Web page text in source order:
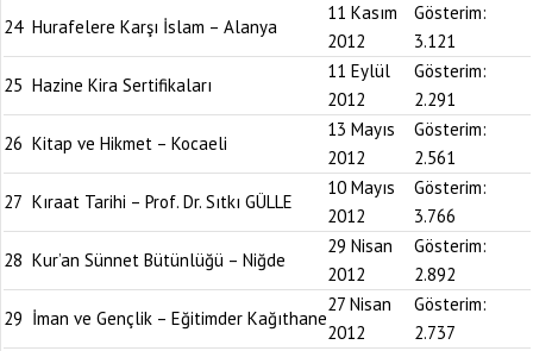
24 Hurafelere Karşı İslam – Alanya
11 Kasım
2012
Gösterim:
3.121
25 Hazine Kira Sertifikaları
11 Eylül
2012
Gösterim:
2.291
26 Kitap ve Hikmet – Kocaeli
13 Mayıs
2012
Gösterim:
2.561
27 Kıraat Tarihi – Prof. Dr. Sıtkı GÜLLE
10 Mayıs
2012
Gösterim:
3.766
28 Kur’an Sünnet Bütünlüğü – Niğde
29 Nisan
2012
Gösterim:
2.892
29 İman ve Gençlik – Eğitimder Kağıthane
27 Nisan
2012
Gösterim:
2.737